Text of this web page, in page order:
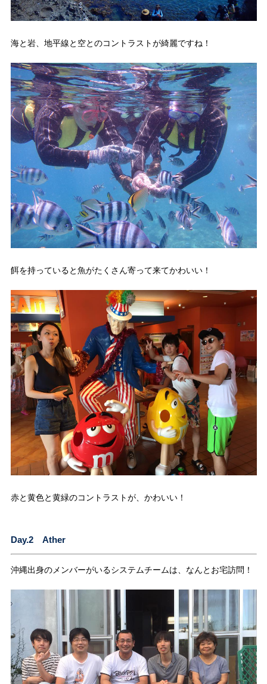
海と岩、地平線と空とのコントラストが綺麗ですね！
餌を持っていると魚がたくさん寄って来てかわいい！
赤と黄色と黄緑のコントラストが、かわいい！
Day.2 Ather
沖縄出身のメンバーがいるシステムチームは、なんとお宅訪問！